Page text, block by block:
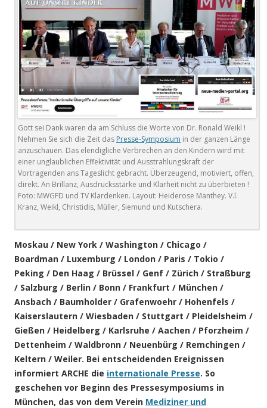
Gott sei Dank waren da am Schluss die Worte von Dr. Ronald Weikl !
Nehmen Sie sich die Zeit das Presse-Symposium in der ganzen Länge
anzuschauen. Das elendigliche Verbrechen an den Kindern wird mit
einer unglaublichen Effektivität und Ausstrahlungskraft der
Vortragenden ans Tageslicht gebracht. Überzeugend, motiviert, offen,
direkt. An Brillanz, Ausdrucksstärke und Klarheit nicht zu überbieten !
Foto: MWGFD und TV Klardenken. Layout: Heiderose Manthey. V.l.
Kranz, Weikl, Christidis, Müller, Siemund und Kutschera.
Moskau / New York / Washington / Chicago /
Boardman / Luxemburg / London / Paris / Tokio /
Peking / Den Haag / Brüssel / Genf / Zürich / Straßburg
/ Salzburg / Berlin / Bonn / Frankfurt / München /
Ansbach / Baumholder / Grafenwoehr / Hohenfels /
Kaiserslautern / Wiesbaden / Stuttgart / Pleidelsheim /
Gießen / Heidelberg / Karlsruhe / Aachen / Pforzheim /
Dettenheim / Waldbronn / Neuenbürg / Remchingen /
Keltern / Weiler. Bei entscheidenden Ereignissen
informiert ARCHE die internationale Presse. So
geschehen vor Beginn des Pressesymposiums in
München, das von dem Verein Mediziner und